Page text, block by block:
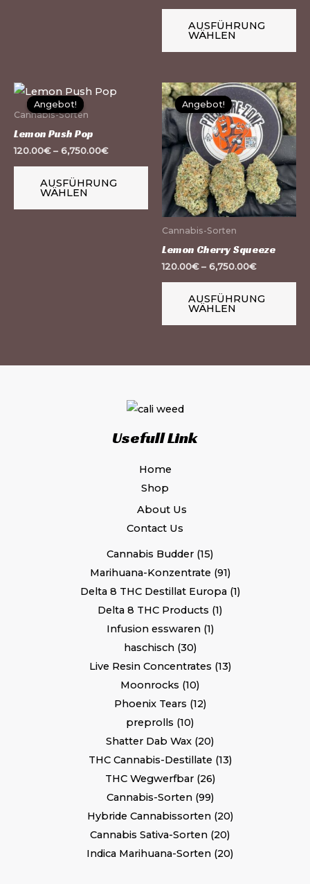
ProduktseiteAUSFÜHRUNG
WÄHLEN
Angebot!
Angebot!
Cannabis-Sorten
Lemon Push Pop
120.00€– 6,750.00€
AUSFÜHRUNG
WÄHLEN
Dieses
Produkt
weist
mehrere
Varianten
auf.
Produktseite
Angebot!
Angebot!
Cannabis-Sorten
Lemon Cherry Squeeze
120.00€– 6,750.00€
AUSFÜHRUNG
WÄHLEN
Usefull Link
Home
Shop
About Us
Contact Us
Cannabis Budder 15
Marihuana-Konzentrate 91
Delta 8 THC Destillat Europa 1
Delta 8 THC Products 1
Infusion esswaren 1
haschisch 30
Live Resin Concentrates 13
Moonrocks 10
Phoenix Tears 12
preprolls 10
Shatter Dab Wax 20
THC Cannabis-Destillate 13
THC Wegwerfbar 26
Cannabis-Sorten 99
Hybride Cannabissorten 20
Cannabis Sativa-Sorten 20
Indica Marihuana-Sorten 20